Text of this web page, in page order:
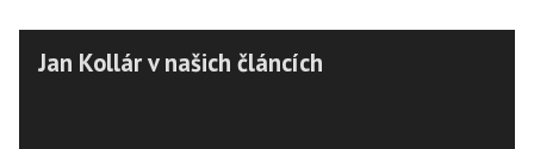
Jan Kollár v našich článcích